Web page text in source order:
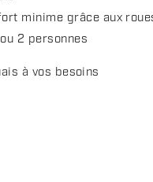
minime grâce aux
2 personnes
à vos besoins